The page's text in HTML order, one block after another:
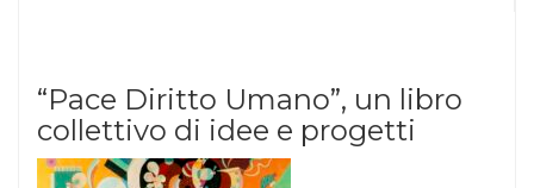
“Pace Diritto Umano”, un libro
collettivo di idee e progetti